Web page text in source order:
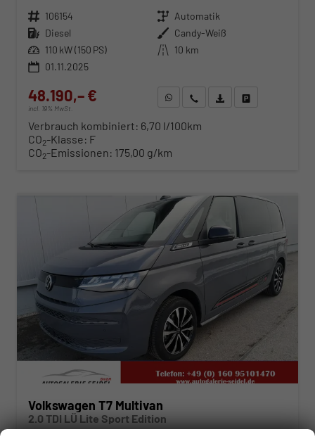
Fahrzeugnr. 106154 Getriebe Automatik
Kraftstoff Diesel Außenfarbe Candy-Weiß
Leistung 110 kW (150 PS) Kilometerstand 10 km
01.11.2025
48.190,– €
incl. 19% MwSt.
WhatsApp anfragen
Wir rufen Sie anFahrzeugexposé (PDF)
Verbrauch kombiniert: 6,70 l/100km
CO2-Klasse: F
CO2-Emissionen: 175,00 g/km
Volkswagen T7 Multivan
2.0 TDI LÜ Lite Sport Edition
sofort lieferbar Fahrzeug mit Tageszulassung